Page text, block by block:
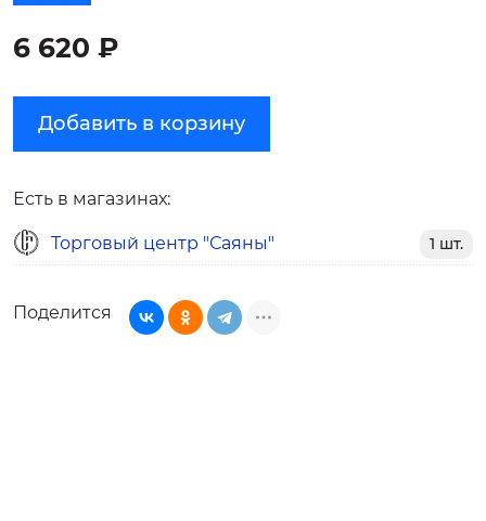
6 620 ₽
Добавить в корзину
Есть в магазинах:
Торговый центр "Саяны" 1 шт.
Поделится